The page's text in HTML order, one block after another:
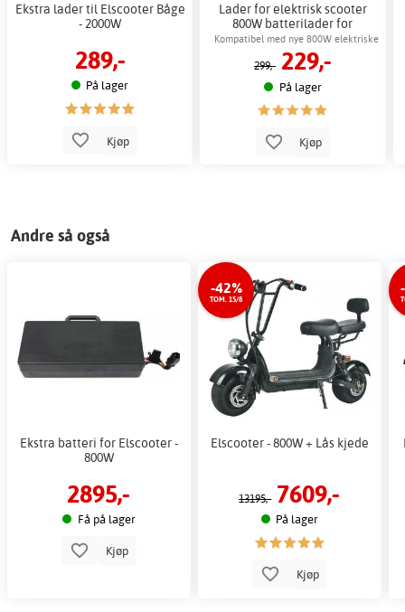
Ekstra lader til Elscooter Båge
- 2000W
289,-
På lager
Kjøp
Lader for elektrisk scooter
800W batterilader for
elektrisk scooter
Kompatibel med nye 800W elektriske
sparkesykler fra Gardeney
299,- 229,-
På lager
Kjøp
Andre så også
Ekstra batteri for Elscooter -
800W
2895,-
Få på lager
Kjøp
-42%
TOM. 15/8
Elscooter - 800W + Lås kjede
13195,- 7609,-
På lager
Kjøp